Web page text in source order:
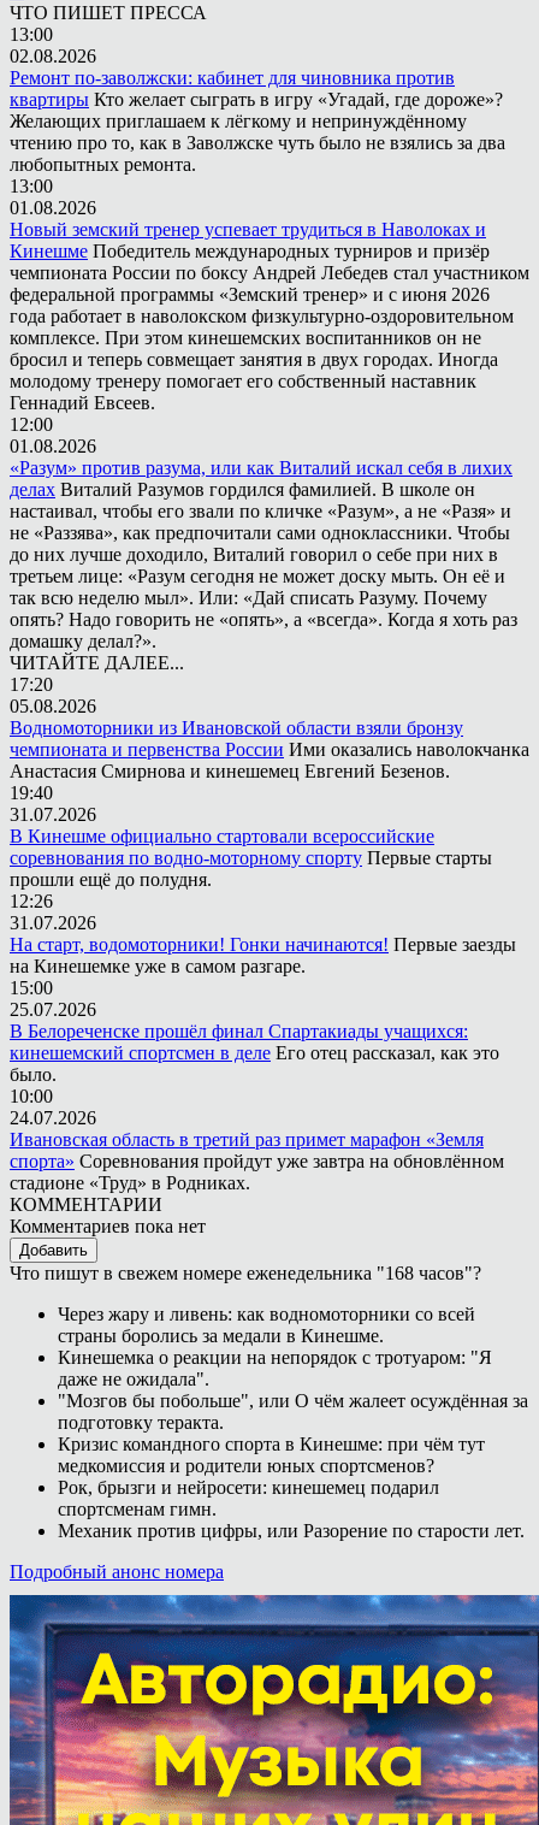
ЧТО ПИШЕТ ПРЕССА
13:00
02.08.2026
Ремонт по-заволжски: кабинет для чиновника против
квартиры Кто желает сыграть в игру «Угадай, где дороже»?
Желающих приглашаем к лёгкому и непринуждённому
чтению про то, как в Заволжске чуть было не взялись за два
любопытных ремонта.
13:00
01.08.2026
Новый земский тренер успевает трудиться в Наволоках и
Кинешме Победитель международных турниров и призёр
чемпионата России по боксу Андрей Лебедев стал участником
федеральной программы «Земский тренер» и с июня 2026
года работает в наволокском физкультурно-оздоровительном
комплексе. При этом кинешемских воспитанников он не
бросил и теперь совмещает занятия в двух городах. Иногда
молодому тренеру помогает его собственный наставник
Геннадий Евсеев.
12:00
01.08.2026
«Разум» против разума, или как Виталий искал себя в лихих
делах Виталий Разумов гордился фамилией. В школе он
настаивал, чтобы его звали по кличке «Разум», а не «Разя» и
не «Раззява», как предпочитали сами одноклассники. Чтобы
до них лучше доходило, Виталий говорил о себе при них в
третьем лице: «Разум сегодня не может доску мыть. Он её и
так всю неделю мыл». Или: «Дай списать Разуму. Почему
опять? Надо говорить не «опять», а «всегда». Когда я хоть раз
домашку делал?».
ЧИТАЙТЕ ДАЛЕЕ...
17:20
05.08.2026
Водномоторники из Ивановской области взяли бронзу
чемпионата и первенства России Ими оказались наволокчанка
Анастасия Смирнова и кинешемец Евгений Безенов.
19:40
31.07.2026
В Кинешме официально стартовали всероссийские
соревнования по водно-моторному спорту Первые старты
прошли ещё до полудня.
12:26
31.07.2026
На старт, водомоторники! Гонки начинаются! Первые заезды
на Кинешемке уже в самом разгаре.
15:00
25.07.2026
В Белореченске прошёл финал Спартакиады учащихся:
кинешемский спортсмен в деле Его отец рассказал, как это
было.
10:00
24.07.2026
Ивановская область в третий раз примет марафон «Земля
спорта» Соревнования пройдут уже завтра на обновлённом
стадионе «Труд» в Родниках.
КОММЕНТАРИИ
Комментариев пока нет
Добавить
Что пишут в свежем номере еженедельника "168 часов"?
Через жару и ливень: как водномоторники со всей
страны боролись за медали в Кинешме.
Кинешемка о реакции на непорядок с тротуаром: "Я
даже не ожидала".
"Мозгов бы побольше", или О чём жалеет осуждённая за
подготовку теракта.
Кризис командного спорта в Кинешме: при чём тут
медкомиссия и родители юных спортсменов?
Рок, брызги и нейросети: кинешемец подарил
спортсменам гимн.
Механик против цифры, или Разорение по старости лет.
Подробный анонс номера